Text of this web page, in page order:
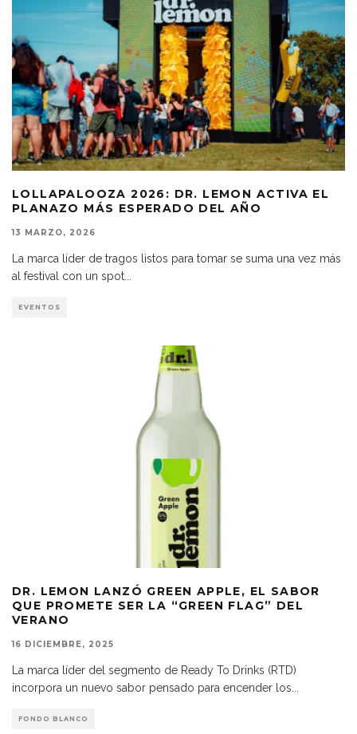
LOLLAPALOOZA 2026: DR. LEMON ACTIVA EL
PLANAZO MÁS ESPERADO DEL AÑO
13 MARZO, 2026
La marca líder de tragos listos para tomar se suma una vez más
al festival con un spot
EVENTOS
DR. LEMON LANZÓ GREEN APPLE, EL SABOR
QUE PROMETE SER LA “GREEN FLAG” DEL
VERANO
16 DICIEMBRE, 2025
La marca líder del segmento de Ready To Drinks (RTD)
incorpora un nuevo sabor pensado para encender los
FONDO BLANCO